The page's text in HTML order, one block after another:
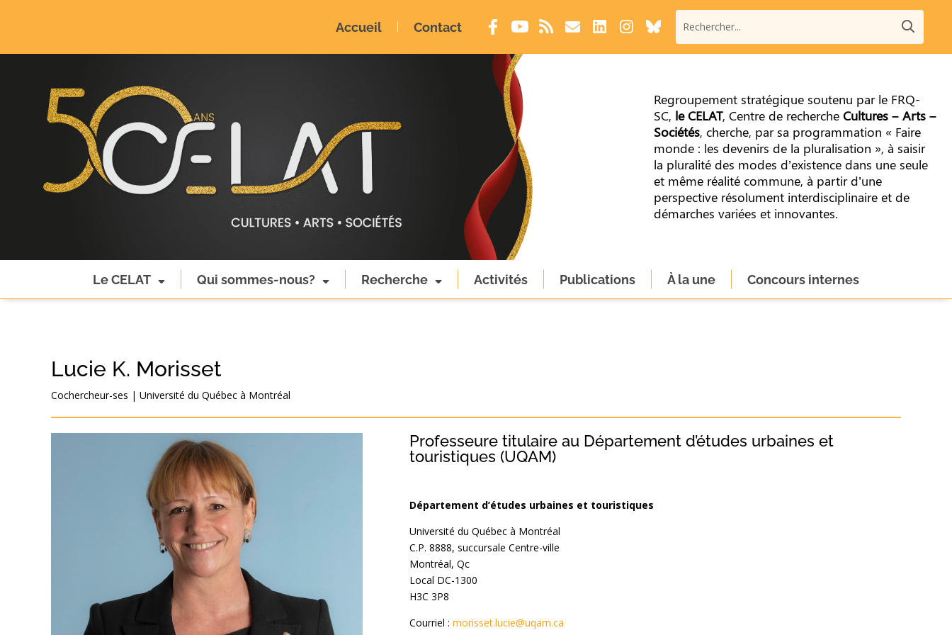
Accueil Contact
Regroupement stratégique soutenu par le FRQ-
SC, le CELAT, Centre de recherche Cultures – Arts –
Sociétés, cherche, par sa programmation « Faire
monde : les devenirs de la pluralisation », à saisir
la pluralité des modes d’existence dans une seule
et même réalité commune, à partir d’une
perspective résolument interdisciplinaire et de
démarches variées et innovantes.
Le CELAT Qui sommes-nous? Recherche Activités Publications À la une Concours internes
Lucie K. Morisset
Cochercheur-ses | Université du Québec à Montréal
Professeure titulaire au Département d’études urbaines et
touristiques (UQAM)
Département d’études urbaines et touristiques
Université du Québec à Montréal
C.P. 8888, succursale Centre-ville
Montréal, Qc
Local DC-1300
H3C 3P8
Courriel :morisset.lucie@uqam.ca